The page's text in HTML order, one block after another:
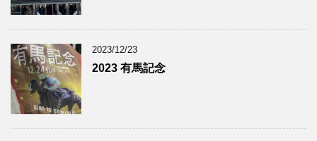
2023/12/23
2023 有馬記念